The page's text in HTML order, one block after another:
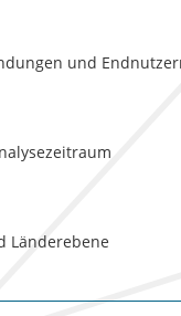
und
Länderebene